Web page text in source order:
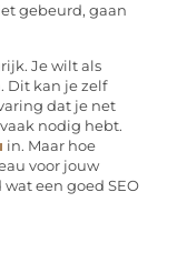
gebeurd, gaan
Je wilt als
Dit kan je zelf
dat je net
nodig hebt.
in. Maar hoe
voor jouw
een goed SEO